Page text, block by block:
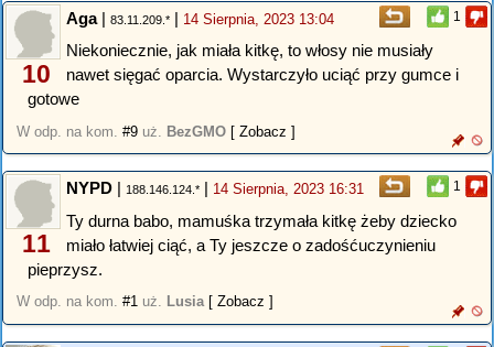
1
10
Aga| 83.11.209.* | 14 Sierpnia, 2023 13:04
Niekoniecznie, jak miała kitkę, to włosy nie musiały
nawet sięgać oparcia. Wystarczyło uciąć przy gumce i
gotowe
W odp. na kom. #9 uż. BezGMO [ Zobacz ]
1
11
NYPD | 188.146.124.* | 14 Sierpnia, 2023 16:31
Ty durna babo, mamuśka trzymała kitkę żeby dziecko
miało łatwiej ciąć, a Ty jeszcze o zadośćuczynieniu
pieprzysz.
W odp. na kom. #1 uż. Lusia [ Zobacz ]